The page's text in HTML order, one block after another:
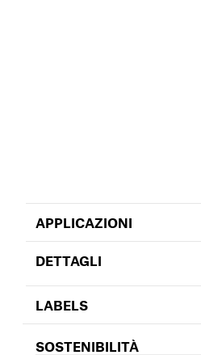
APPLICAZIONI
DETTAGLI
LABELS
SOSTENIBILITÀ